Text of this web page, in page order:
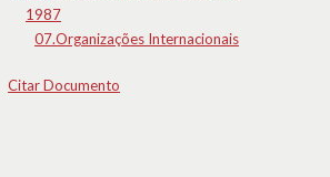
1987
07.Organizações Internacionais
Citar Documento